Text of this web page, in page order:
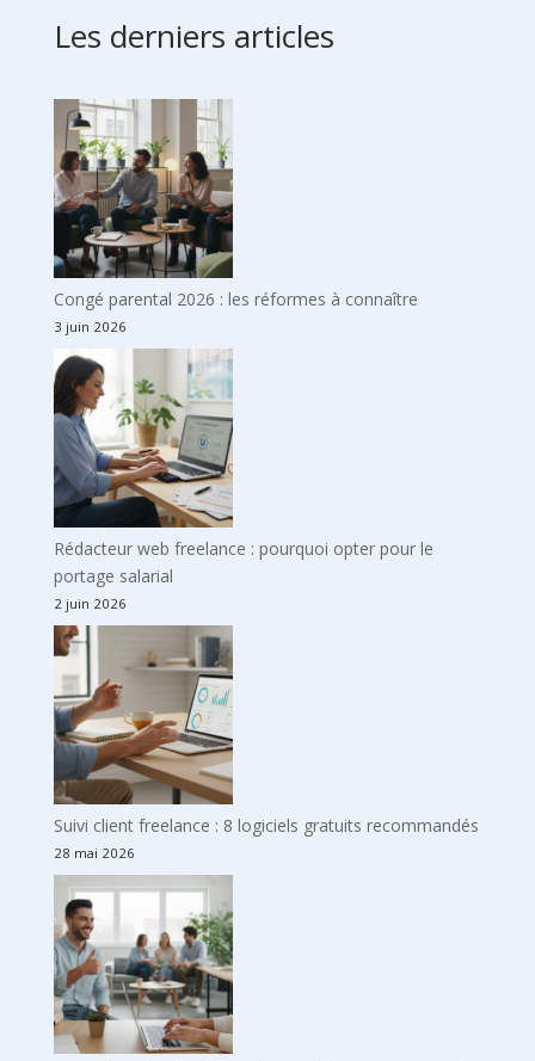
Les derniers articles
Congé parental 2026 : les réformes à connaître
3 juin 2026
Rédacteur web freelance : pourquoi opter pour le
portage salarial
2 juin 2026
Suivi client freelance : 8 logiciels gratuits recommandés
28 mai 2026